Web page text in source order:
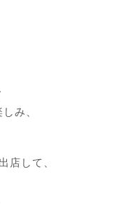
み、
店して、